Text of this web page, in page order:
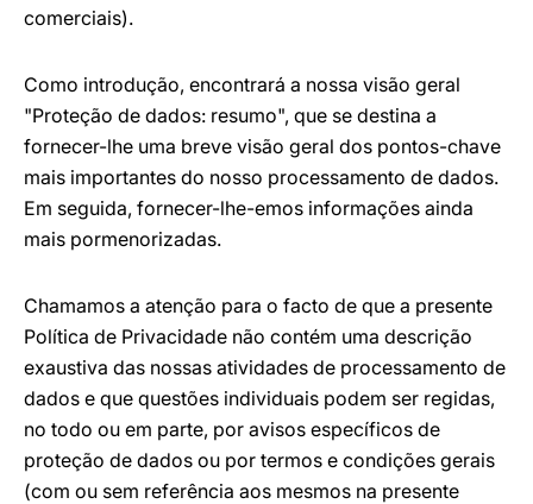
comerciais).
Como introdução, encontrará a nossa visão geral
"Proteção de dados: resumo", que se destina a
fornecer-lhe uma breve visão geral dos pontos-chave
mais importantes do nosso processamento de dados.
Em seguida, fornecer-lhe-emos informações ainda
mais pormenorizadas.
Chamamos a atenção para o facto de que a presente
Política de Privacidade não contém uma descrição
exaustiva das nossas atividades de processamento de
dados e que questões individuais podem ser regidas,
no todo ou em parte, por avisos específicos de
proteção de dados ou por termos e condições gerais
(com ou sem referência aos mesmos na presente